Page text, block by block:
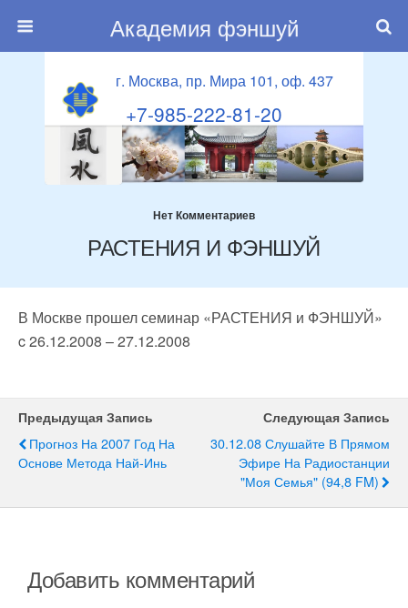
Академия фэншуй
г. Москва, пр. Мира 101, оф. 437
+7-985-222-81-20
Нет Комментариев
РАСТЕНИЯ И ФЭНШУЙ
В Москве прошел семинар «РАСТЕНИЯ и ФЭНШУЙ»
c 26.12.2008 – 27.12.2008
Предыдущая Запись
Прогноз На 2007 Год На
Основе Метода Най-Инь
Следующая Запись
30.12.08 Слушайте В Прямом
Эфире На Радиостанции
"Моя Семья" (94,8 FM)
Добавить комментарий